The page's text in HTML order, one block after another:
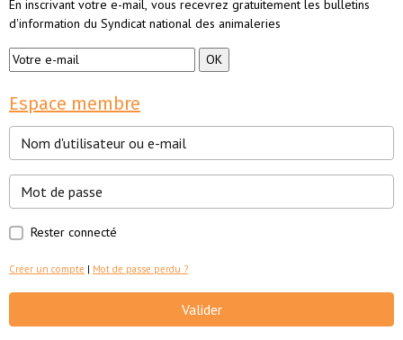
En inscrivant votre e-mail, vous recevrez gratuitement les bulletins
d'information du Syndicat national des animaleries
Espace membre
Rester connecté
Créer un compte | Mot de passe perdu ?
Valider